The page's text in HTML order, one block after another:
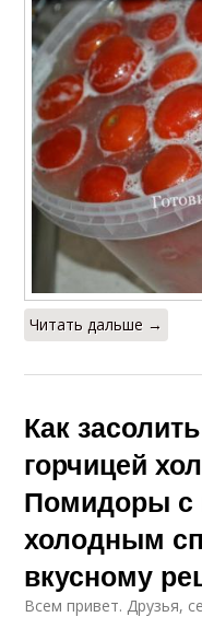
Читать дальше →
Как
горчицей
Помидоры с
холодным
вкусному
Всем привет. Друзья,